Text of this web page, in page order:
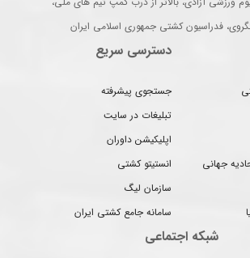
فدراسیون کشتی جمهوری اسلامی ایران
جهانی
دسترسی سریع
جستجوی پیشرفته
تبلیغات در سایت
اپلیکیشن داوران
انستیتو کشتی
سازمان لیگ
سامانه جامع کشتی ایران
شبکه اجتماعی